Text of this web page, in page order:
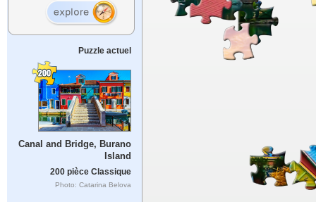
Puzzle actuel
Canal and Bridge, Burano
Island
200 pièce Classique
Photo: Catarina Belova